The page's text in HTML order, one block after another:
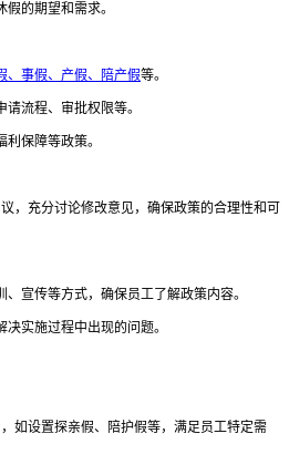
的期望和需求。
、事假、产假、陪产假等。
流程、审批权限等。
保障等政策。
，充分讨论修改意见，确保政策的合理性和可
、宣传等方式，确保员工了解政策内容。
实施过程中出现的问题。
如设置探亲假、陪护假等，满足员工特定需